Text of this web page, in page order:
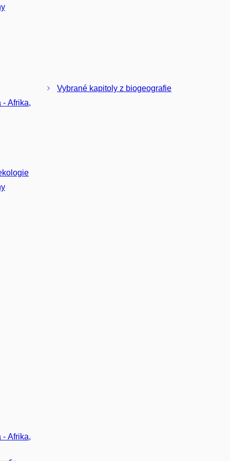
- Afrika,
Vybrané kapitoly z biogeografie
- Afrika,